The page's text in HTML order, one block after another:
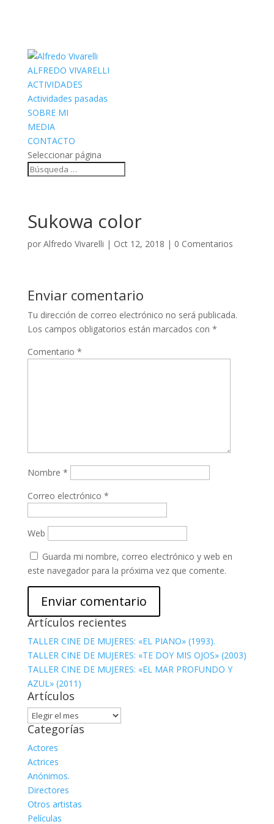
ALFREDO VIVARELLI
ACTIVIDADES
Actividades pasadas
SOBRE MI
MEDIA
CONTACTO
Seleccionar página
Sukowa color
por Alfredo Vivarelli | Oct 12, 2018 | 0 Comentarios
Enviar comentario
Tu dirección de correo electrónico no será publicada.
Los campos obligatorios están marcados con *
Comentario *
Nombre *
Correo electrónico *
Web
Guarda mi nombre, correo electrónico y web en
este navegador para la próxima vez que comente.
Artículos recientes
TALLER CINE DE MUJERES: «EL PIANO» (1993).
TALLER CINE DE MUJERES: «TE DOY MIS OJOS» (2003)
TALLER CINE DE MUJERES: «EL MAR PROFUNDO Y
AZUL» (2011)
Artículos
Artículos
Categorías
Actores
Actrices
Anónimos.
Directores
Otros artistas
Películas